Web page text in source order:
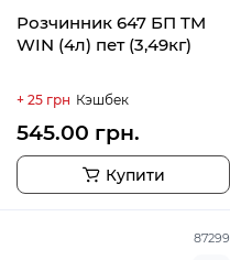
Розчинник 647 БП TM
WIN (4л) пет (3,49кг)
+ 25 грн Кэшбек
545.00 грн.
Купити
87299